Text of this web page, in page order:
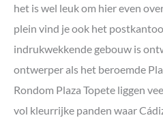
het is wel leuk om hier even
plein vind je ook het
indrukwekkende gebouw is
ontwerper als het beroemde
Rondom Plaza Topete liggen
vol kleurrijke panden waar